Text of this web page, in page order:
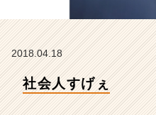
成
2018.04.18
社会人すげぇ